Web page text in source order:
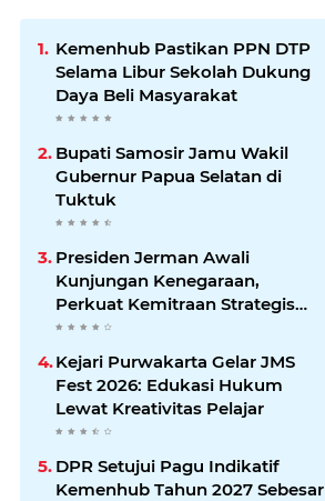
Kemenhub Pastikan PPN DTP
Selama Libur Sekolah Dukung
Daya Beli Masyarakat
Bupati Samosir Jamu Wakil
Gubernur Papua Selatan di
Tuktuk
Presiden Jerman Awali
Kunjungan Kenegaraan,
Perkuat Kemitraan Strategis
Indonesia–Jerman
Kejari Purwakarta Gelar JMS
Fest 2026: Edukasi Hukum
Lewat Kreativitas Pelajar
DPR Setujui Pagu Indikatif
Kemenhub Tahun 2027 Sebesar